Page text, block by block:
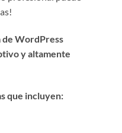
de WordPress
y altamente
que incluyen: